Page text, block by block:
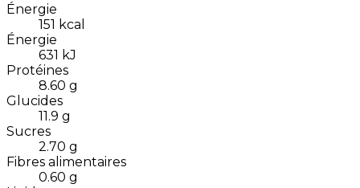
Énergie
151 kcal
Énergie
631 kJ
Protéines
8.60 g
Glucides
11.9 g
Sucres
2.70 g
Fibres alimentaires
0.60 g